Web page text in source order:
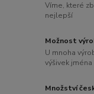
Víme, které
nejlepší
Možnost
U mnoha
výšivek jména
Množství